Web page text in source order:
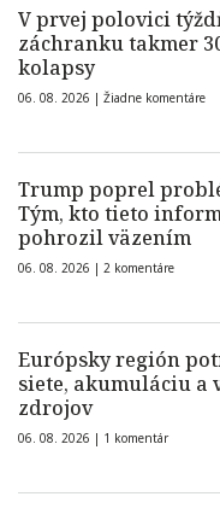
V prvej polovici
záchranku takmer
kolapsy
06. 08. 2026 | Žiadne komentáre
Trump poprel
Tým, kto tieto
pohrozil väzením
06. 08. 2026 | 2 komentáre
Európsky región
siete, akumuláciu a
zdrojov
06. 08. 2026 | 1 komentár